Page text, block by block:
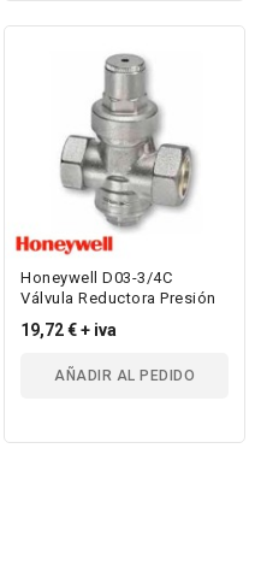
Honeywell D03-3/4C
Válvula Reductora Presión
19,72 €+ iva
AÑADIR AL PEDIDO